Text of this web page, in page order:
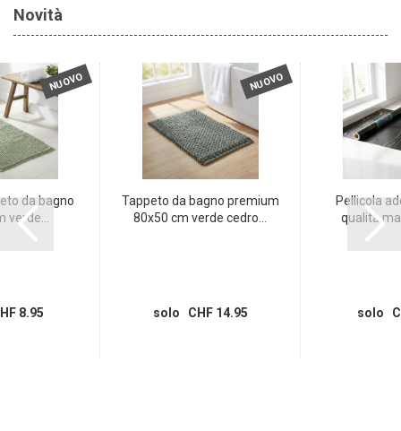
Novità
NUOVO
da bagno
verde...
8.95
NUOVO
Tappeto da bagno premium
80x50 cm verde cedro...
solo CHF 14.95
Pellicola
qualità
solo